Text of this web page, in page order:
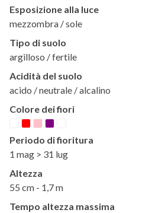
Esposizione alla luce
mezzombra / sole
Tipo di suolo
argilloso / fertile
Acidità del suolo
acido / neutrale / alcalino
Colore dei fiori
Periodo di fioritura
1 mag > 31 lug
Altezza
55 cm - 1,7 m
Tempo altezza massima